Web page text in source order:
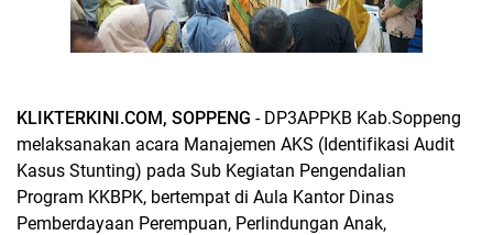
KLIKTERKINI.COM, SOPPENG - DP3APPKB Kab.Soppeng
melaksanakan acara Manajemen AKS (Identifikasi Audit
Kasus Stunting) pada Sub Kegiatan Pengendalian
Program KKBPK, bertempat di Aula Kantor Dinas
Pemberdayaan Perempuan, Perlindungan Anak,